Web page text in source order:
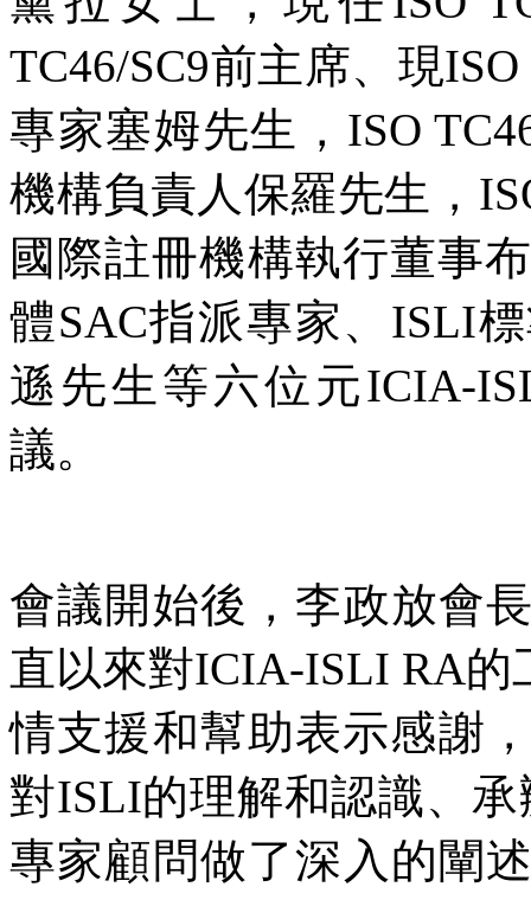
TC46/SC9前主席、現
專家塞姆先生，ISO
機構負責人保羅先生，
國際註冊機構執行董事
體SAC指派專家、ISLI
遜先生等六位元ICIA-
議。
會議開始後，李政放會
直以來對ICIA-ISLI RA
情支援和幫助表示感謝
對ISLI的理解和認識、
專家顧問做了深入的闡